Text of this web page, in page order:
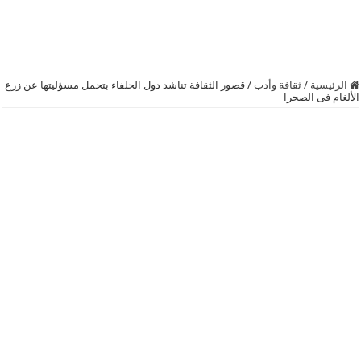
الرئيسية / ثقافة وأدب / قصور الثقافة تناشد دول الحلفاء بتحمل مسؤليتها عن زرع
الألغام فى الصحرا